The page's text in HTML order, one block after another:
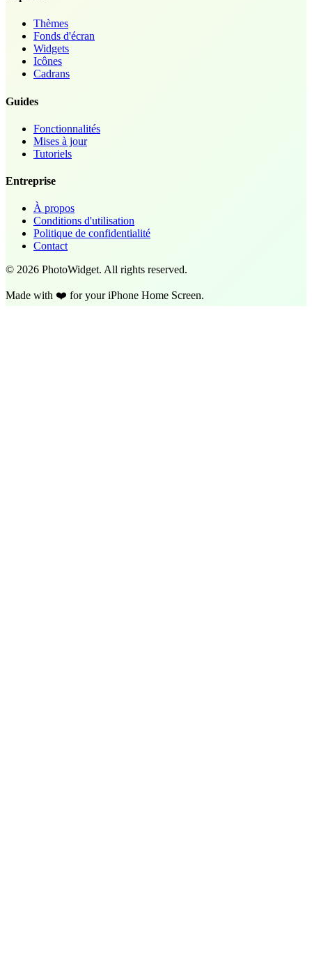
Thèmes
Fonds d'écran
Widgets
Icônes
Cadrans
Guides
Fonctionnalités
Mises à jour
Tutoriels
Entreprise
À propos
Conditions d'utilisation
Politique de confidentialité
Contact
© 2026 PhotoWidget. All rights reserved.
Made with ❤️ for your iPhone Home Screen.